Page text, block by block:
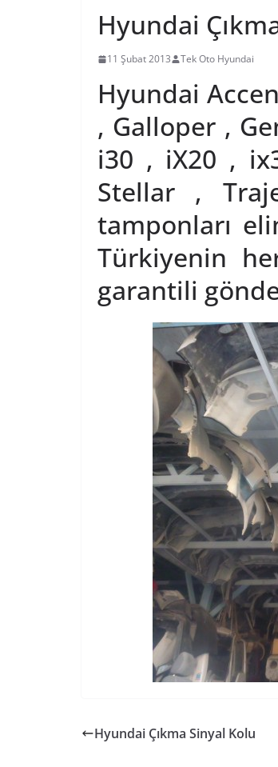
Hyundai
11 Şubat 2013 Tek Oto Hyundai
Hyundai
, Galloper ,
i30 , iX20 ,
Stellar ,
tamponları
Türkiyenin
garantili
Hyundai Çıkma Sinyal Kolu